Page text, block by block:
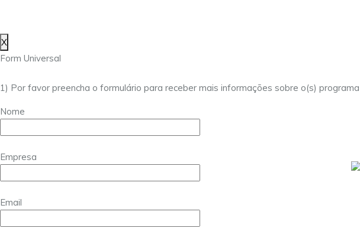
X
Form Universal
1) Por favor preencha o formulário para receber mais informações sobre o(s)
Nome
Empresa
Email